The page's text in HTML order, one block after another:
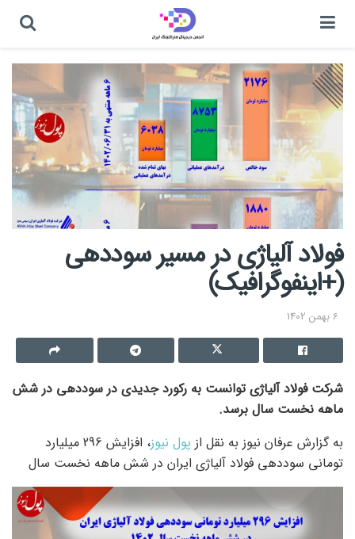
فولاد آلیاژی در مسیر سوددهی
(+اینفوگرافیک)
6 بهمن 1402
شرکت فولاد آلیاژی توانست به رکورد جدیدی در سوددهی در شش
ماهه نخست سال برسد.
به گزارش عرفان نیوز به نقل از پول نیوز
، افزایش 296 میلیارد
تومانی سوددهی فولاد آلیاژی ایران در شش ماهه نخست سال